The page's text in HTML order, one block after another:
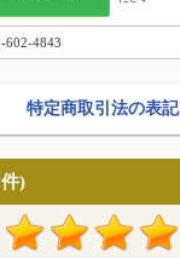
602-4843
特定商取引法の表記
)